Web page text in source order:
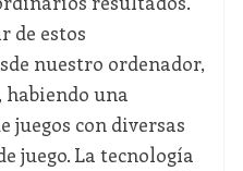
de estos
nuestro ordenador,
una
juegos con diversas
juego. La tecnología